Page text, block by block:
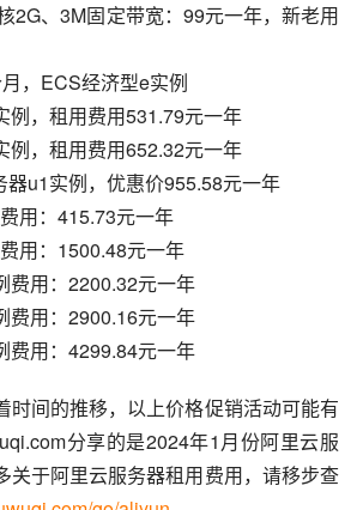
2G、3M固定带宽：99元一年，新老用
，ECS经济型e实例
例，租用费用531.79元一年
例，租用费用652.32元一年
器u1实例，优惠价955.58元一年
用：415.73元一年
用：1500.48元一年
费用：2200.32元一年
费用：2900.16元一年
费用：4299.84元一年
时间的推移，以上价格促销活动可能有
分享的是2024年1月份阿里云服
关于阿里云服务器租用费用，请移步查